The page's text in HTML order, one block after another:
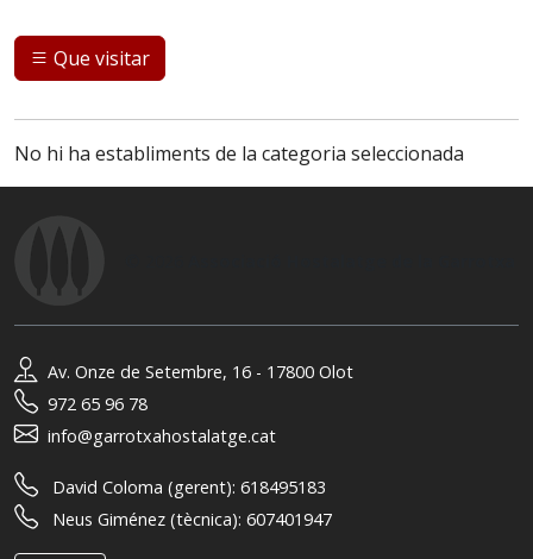
Que visitar
No hi ha establiments de la categoria seleccionada
Av. Onze de Setembre, 16 - 17800 Olot
972 65 96 78
info@garrotxahostalatge.cat
David Coloma (gerent): 618495183
Neus Giménez (tècnica): 607401947